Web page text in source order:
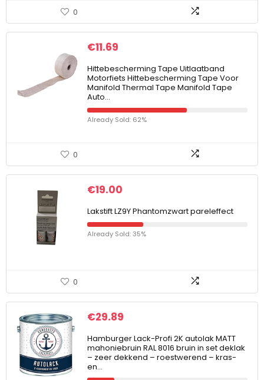
0
€11.69
Hittebescherming Tape Uitlaatband
Motorfiets Hittebescherming Tape Voor
Manifold Thermal Tape Manifold Tape
Auto…
Already Sold: 62%
0
€19.00
Lakstift LZ9Y Phantomzwart pareleffect
Already Sold: 35%
0
€29.89
Hamburger Lack-Profi 2K autolak MATT
mahoniebruin RAL 8016 bruin in set deklak
– zeer dekkend – roestwerend – kras-
en…